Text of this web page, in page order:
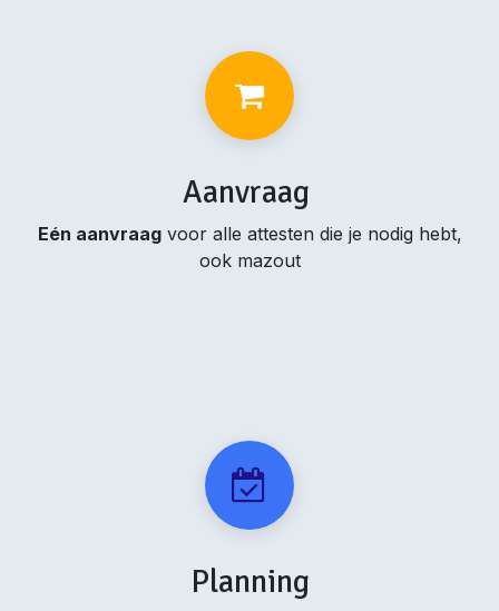
Aanvraag
Eén aanvraagvoor alle attesten die je nodig hebt,
ook mazout
Planning